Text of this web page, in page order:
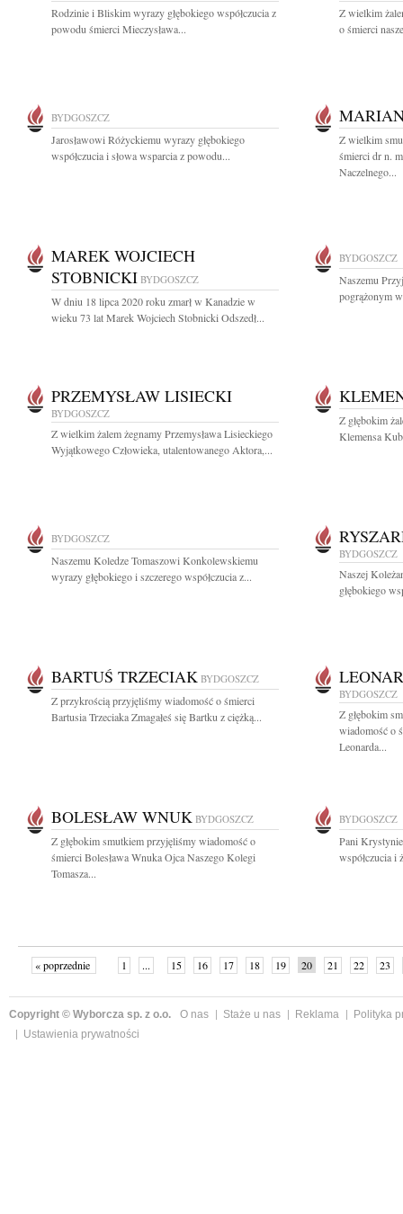
Rodzinie i Bliskim wyrazy głębokiego współczucia z
powodu śmierci Mieczysława...
Z wielkim
o śmierci
BYDGOSZCZ
Jarosławowi Różyckiemu wyrazy głębokiego
współczucia i słowa wsparcia z powodu...
Z wielkim
śmierci dr n.
Naczelnego...
MAREK WOJCIECH
STOBNICKI BYDGOSZCZ
W dniu 18 lipca 2020 roku zmarł w Kanadzie w
wieku 73 lat Marek Wojciech Stobnicki Odszedł...
BYDGOSZCZ
Naszemu
pogrążonym
PRZEMYSŁAW LISIECKI
BYDGOSZCZ
Z wielkim żalem żegnamy Przemysława Lisieckiego
Wyjątkowego Człowieka, utalentowanego Aktora,...
Z głębokim
Klemensa
BYDGOSZCZ
Naszemu Koledze Tomaszowi Konkolewskiemu
wyrazy głębokiego i szczerego współczucia z...
BYDGOSZCZ
Naszej
głębokiego
BARTUŚ TRZECIAK BYDGOSZCZ
Z przykrością przyjęliśmy wiadomość o śmierci
Bartusia Trzeciaka Zmagałeś się Bartku z ciężką...
BYDGOSZCZ
Z głębokim
wiadomość o
Leonarda...
BOLESŁAW WNUK BYDGOSZCZ
Z głębokim smutkiem przyjęliśmy wiadomość o
śmierci Bolesława Wnuka Ojca Naszego Kolegi
Tomasza...
BYDGOSZCZ
Pani
współczucia i
« poprzednie 1 ... 15 16 17 18 19 20 21 22
23
Copyright © Wyborcza sp. z o.o. O nas Staże u nas Reklama
Polityka
Ustawienia prywatności